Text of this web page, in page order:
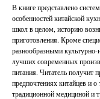
В книге представлено
особенностей китайской
школ в целом, историю
приготовления. Кроме
разнообразными
лучших современных
питания. Читатель получит
предпочтениях китайцев и
традиционной медициной и